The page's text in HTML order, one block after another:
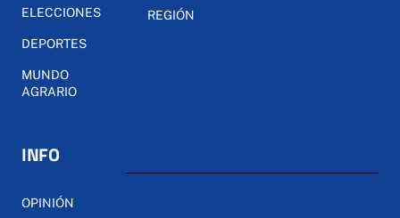
ELECCIONES
DEPORTES
MUNDO
AGRARIO
REGIÓN
INFO
OPINIÓN